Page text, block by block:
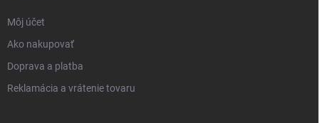
Môj účet
Ako nakupovať
Doprava a platba
Reklamácia a vrátenie tovaru